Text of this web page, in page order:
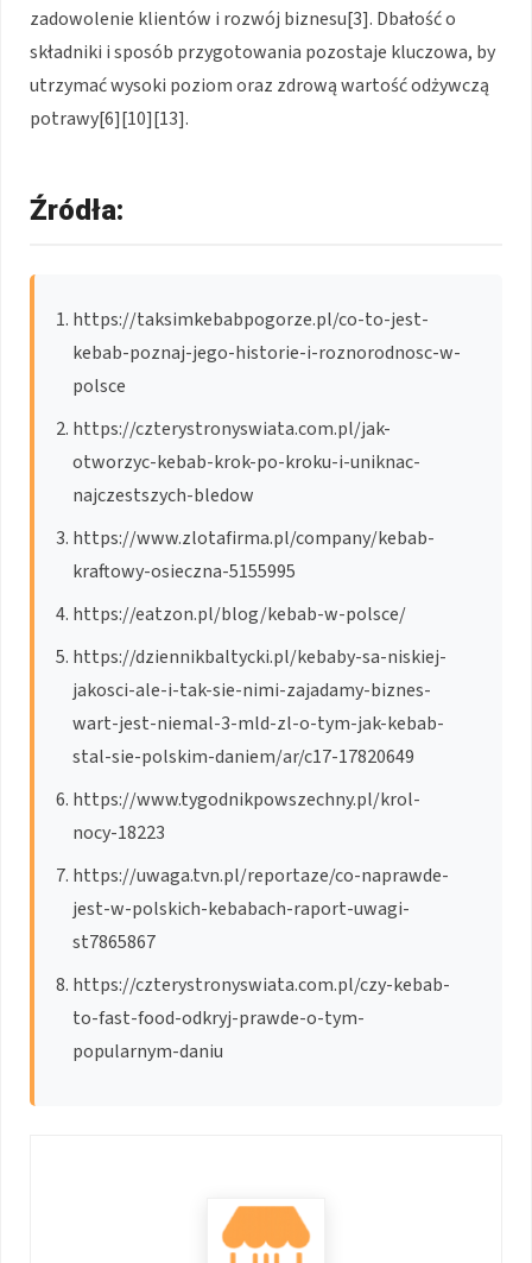
zadowolenie klientów i rozwój biznesu[3]. Dbałość o
składniki i sposób przygotowania pozostaje kluczowa, by
utrzymać wysoki poziom oraz zdrową wartość odżywczą
potrawy[6][10][13].
Źródła:
https://taksimkebabpogorze.pl/co-to-jest-
kebab-poznaj-jego-historie-i-roznorodnosc-w-
polsce
https://czterystronyswiata.com.pl/jak-
otworzyc-kebab-krok-po-kroku-i-uniknac-
najczestszych-bledow
https://www.zlotafirma.pl/company/kebab-
kraftowy-osieczna-5155995
https://eatzon.pl/blog/kebab-w-polsce/
https://dziennikbaltycki.pl/kebaby-sa-niskiej-
jakosci-ale-i-tak-sie-nimi-zajadamy-biznes-
wart-jest-niemal-3-mld-zl-o-tym-jak-kebab-
stal-sie-polskim-daniem/ar/c17-17820649
https://www.tygodnikpowszechny.pl/krol-
nocy-18223
https://uwaga.tvn.pl/reportaze/co-naprawde-
jest-w-polskich-kebabach-raport-uwagi-
st7865867
https://czterystronyswiata.com.pl/czy-kebab-
to-fast-food-odkryj-prawde-o-tym-
popularnym-daniu